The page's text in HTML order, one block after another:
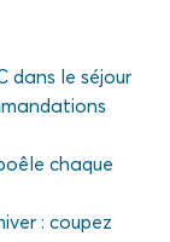
dans le séjour
chaque
: coupez